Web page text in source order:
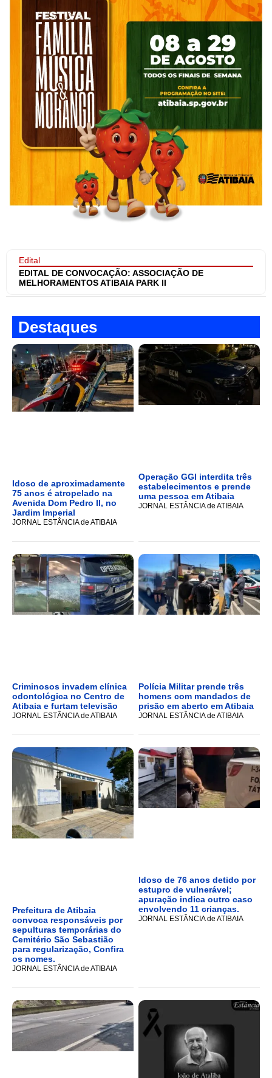
Edital
EDITAL DE CONVOCAÇÃO: ASSOCIAÇÃO DE
MELHORAMENTOS ATIBAIA PARK II
Destaques
Idoso de aproximadamente
75 anos é atropelado na
Avenida Dom Pedro II, no
Jardim Imperial
JORNAL ESTÂNCIA de ATIBAIA
Operação GGI interdita três
estabelecimentos e prende
uma pessoa em Atibaia
JORNAL ESTÂNCIA de ATIBAIA
Criminosos invadem clínica
odontológica no Centro de
Atibaia e furtam televisão
JORNAL ESTÂNCIA de ATIBAIA
Polícia Militar prende três
homens com mandados de
prisão em aberto em Atibaia
JORNAL ESTÂNCIA de ATIBAIA
Prefeitura de Atibaia
convoca responsáveis por
sepulturas temporárias do
Cemitério São Sebastião
para regularização, Confira
os nomes.
JORNAL ESTÂNCIA de ATIBAIA
Idoso de 76 anos detido por
estupro de vulnerável;
apuração indica outro caso
envolvendo 11 crianças.
JORNAL ESTÂNCIA de ATIBAIA